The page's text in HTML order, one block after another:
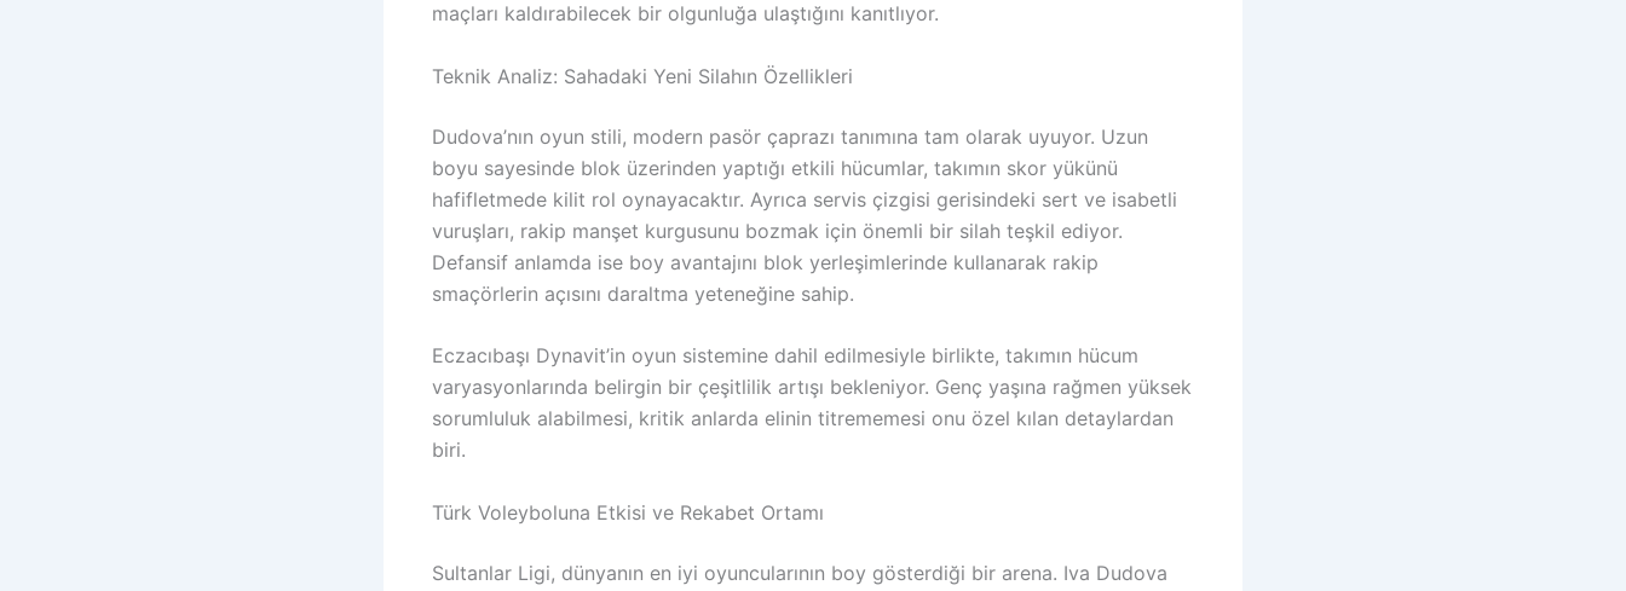
maçları kaldırabilecek bir olgunluğa ulaştığını kanıtlıyor.
Teknik Analiz: Sahadaki Yeni Silahın Özellikleri
Dudova’nın oyun stili, modern pasör çaprazı tanımına tam olarak uyuyor. Uzun
boyu sayesinde blok üzerinden yaptığı etkili hücumlar, takımın skor yükünü
hafifletmede kilit rol oynayacaktır. Ayrıca servis çizgisi gerisindeki sert ve isabetli
vuruşları, rakip manşet kurgusunu bozmak için önemli bir silah teşkil ediyor.
Defansif anlamda ise boy avantajını blok yerleşimlerinde kullanarak rakip
smaçörlerin açısını daraltma yeteneğine sahip.
Eczacıbaşı Dynavit’in oyun sistemine dahil edilmesiyle birlikte, takımın hücum
varyasyonlarında belirgin bir çeşitlilik artışı bekleniyor. Genç yaşına rağmen yüksek
sorumluluk alabilmesi, kritik anlarda elinin titrememesi onu özel kılan detaylardan
biri.
Türk Voleyboluna Etkisi ve Rekabet Ortamı
Sultanlar Ligi, dünyanın en iyi oyuncularının boy gösterdiği bir arena. Iva Dudova